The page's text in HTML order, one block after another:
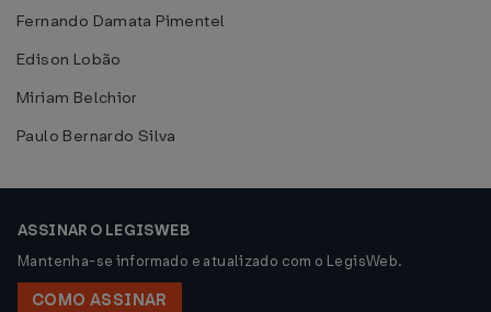
Fernando Damata Pimentel
Edison Lobão
Miriam Belchior
Paulo Bernardo Silva
ASSINAR O LEGISWEB
Mantenha-se informado e atualizado com o LegisWeb.
COMO ASSINAR